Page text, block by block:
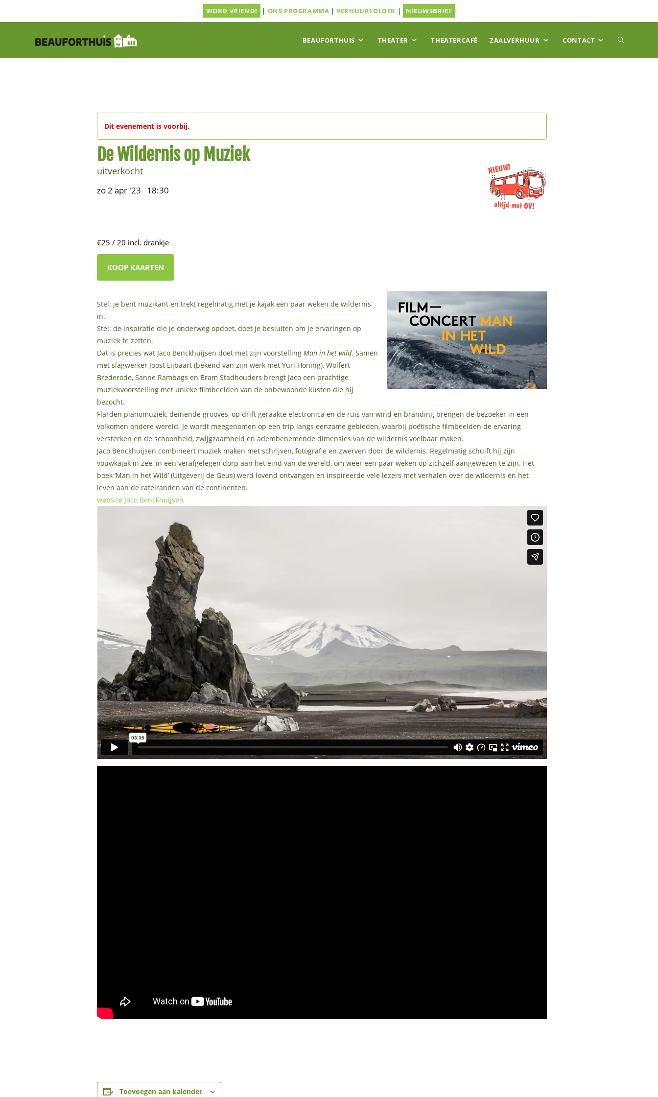
WORD VRIEND! | ONS PROGRAMMA |VERHUURFOLDER | NIEUWSBRIEF
BEAUFORTHUIS THEATER THEATERCAFÉ ZAALVERHUUR CONTACT TOGGLE
Dit evenement is voorbij.
De Wildernis op Muziek
uitverkocht
zo 2 apr '23 18:30
€25 / 20 incl. drankje
KOOP KAARTEN
Stel: je bent muzikant en trekt regelmatig met je kajak een paar weken de wildernis
in.
Stel: de inspiratie die je onderweg opdoet, doet je besluiten om je ervaringen op
muziek te zetten.
Dat is precies wat Jaco Benckhuijsen doet met zijn voorstelling Man in het wild. Samen
met slagwerker Joost Lijbaart (bekend van zijn werk met Yuri Honing), Wolfert
Brederode, Sanne Rambags en Bram Stadhouders brengt Jaco een prachtige
muziekvoorstelling met unieke filmbeelden van de onbewoonde kusten die hij
bezocht.
Flarden pianomuziek, deinende grooves, op drift geraakte electronica en de ruis van wind en branding brengen de bezoeker in een
volkomen andere wereld. Je wordt meegenomen op een trip langs eenzame gebieden, waarbij poëtische filmbeelden de ervaring
versterken en de schoonheid, zwijgzaamheid en adembenemende dimensies van de wildernis voelbaar maken.
Jaco Benckhuijsen combineert muziek maken met schrijven, fotografie en zwerven door de wildernis. Regelmatig schuift hij zijn
vouwkajak in zee, in een verafgelegen dorp aan het eind van de wereld, om weer een paar weken op zichzelf aangewezen te zijn. Het
boek ‘Man in het Wild’ (Uitgeverij de Geus) werd lovend ontvangen en inspireerde vele lezers met verhalen over de wildernis en het
leven aan de rafelranden van de continenten.
website Jaco Benckhuijsen
Toevoegen aan kalender